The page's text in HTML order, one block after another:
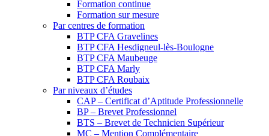
Formation continue
Formation sur mesure
Par centres de formation
BTP CFA Gravelines
BTP CFA Hesdigneul-lès-Boulogne
BTP CFA Maubeuge
BTP CFA Marly
BTP CFA Roubaix
Par niveaux d’études
CAP – Certificat d’Aptitude Professionnelle
BP – Brevet Professionnel
BTS – Brevet de Technicien Supérieur
MC – Mention Complémentaire